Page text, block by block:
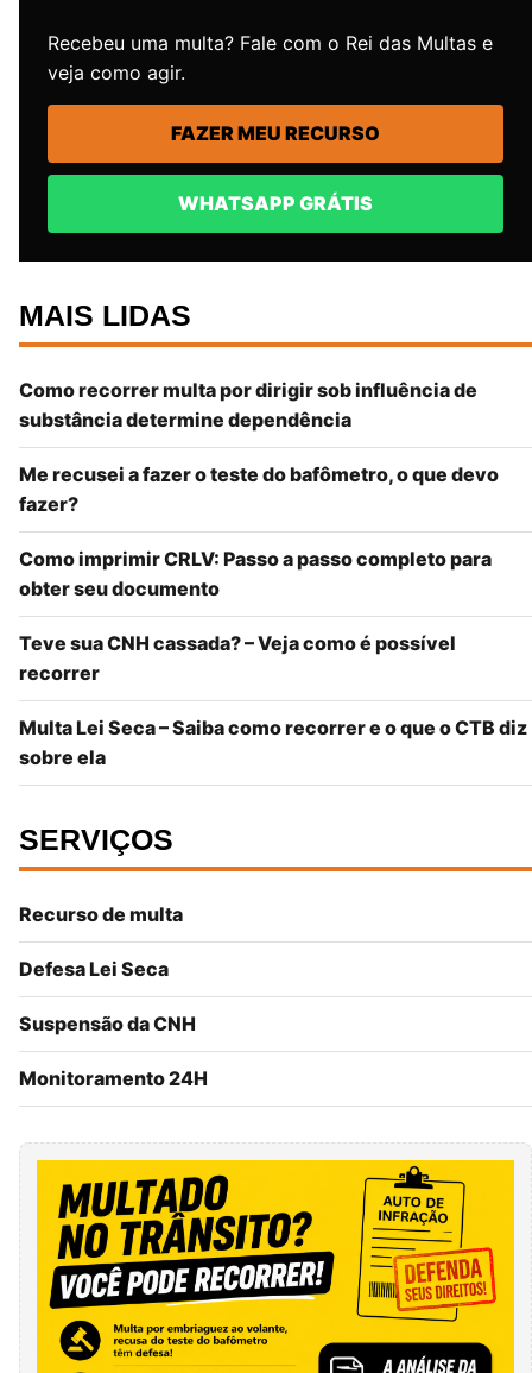
Recebeu uma multa? Fale com o Rei das Multas e
veja como agir.
FAZER MEU RECURSO
WHATSAPP GRÁTIS
MAIS LIDAS
Como recorrer multa por dirigir sob influência de
substância determine dependência
Me recusei a fazer o teste do bafômetro, o que devo
fazer?
Como imprimir CRLV: Passo a passo completo para
obter seu documento
Teve sua CNH cassada? – Veja como é possível
recorrer
Multa Lei Seca – Saiba como recorrer e o que o CTB diz
sobre ela
SERVIÇOS
Recurso de multa
Defesa Lei Seca
Suspensão da CNH
Monitoramento 24H